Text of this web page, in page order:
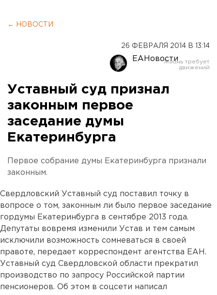
← НОВОСТИ
26 ФЕВРАЛЯ 2014 В 13:14
ЕАНовости
Уставный суд признал
законным первое
заседание думы
Екатеринбурга
Первое собрание думы Екатеринбурга признали
законным.
Свердловский Уставный суд поставил точку в
вопросе о том, законным ли было первое заседание
гордумы Екатеринбурга в сентябре 2013 года.
Депутаты вовремя изменили Устав и тем самым
исключили возможность сомневаться в своей
правоте, передает корреспондент агентства ЕАН.
Уставный суд Свердловской области прекратил
производство по запросу Российской партии
пенсионеров. Об этом в соцсети написал